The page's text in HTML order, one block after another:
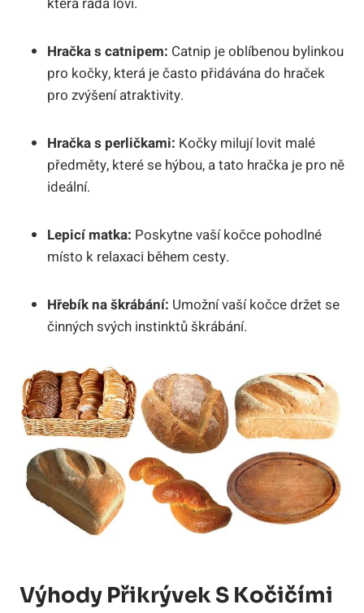
Hračka s catnipem: Catnip je oblíbenou bylinkou
pro kočky, která je často přidávána do hraček
pro zvýšení atraktivity.
Hračka s perličkami: Kočky milují lovit malé
předměty, které se hýbou, a tato hračka je pro ně
ideální.
Lepicí matka: Poskytne vaší kočce pohodlné
místo k relaxaci během cesty.
Hřebík na škrábání: Umožní vaší kočce držet se
činných svých instinktů škrábání.
Výhody Přikrývek S Kočičími